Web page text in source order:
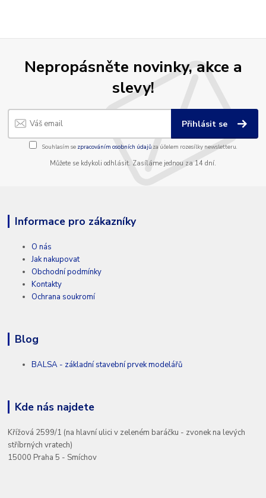
Nepropásněte novinky, akce a
slevy!
Přihlásit se
Souhlasím se zpracováním osobních údajůza účelem rozesílky newsletteru.
Můžete se kdykoli odhlásit. Zasíláme jednou za 14 dní.
Informace pro zákazníky
O nás
Jak nakupovat
Obchodní podmínky
Kontakty
Ochrana soukromí
Blog
BALSA - základní stavební prvek modelářů
Kde nás najdete
Křížová 2599/1 (na hlavní ulici v zeleném baráčku - zvonek na levých
stříbrných vratech)
15000 Praha 5 - Smíchov